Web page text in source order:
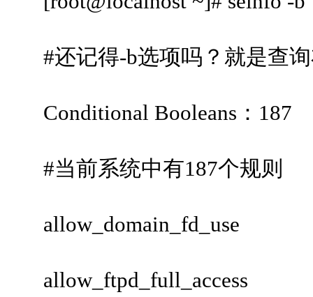
#还记得-b选项吗？就是查询
Conditional Booleans：187
#当前系统中有187个规则
allow_domain_fd_use
allow_ftpd_full_access